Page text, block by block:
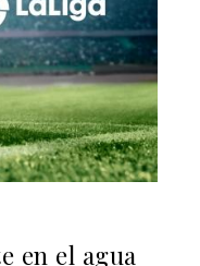
en el agua